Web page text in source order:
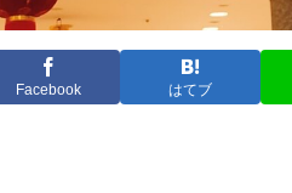
Facebook はてブ